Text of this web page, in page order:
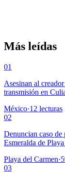
Más leídas
01
Asesinan al
transmisión en
México·12 lecturas
02
Denuncian caso
Esmeralda de
Playa del Carmen·
03